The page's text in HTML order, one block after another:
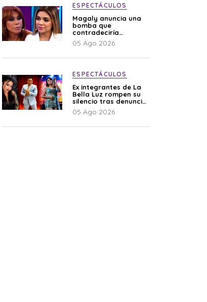
ESPECTÁCULOS
Magaly anuncia una
bomba que
contradeciría
comunicado de La
Bella Luz: “Hay un
05 Ago 2026
ESPECTÁCULOS
Ex integrantes de La
Bella Luz rompen su
silencio tras denuncia
de Naldy: “Todo el
mundo lo sabía”
05 Ago 2026